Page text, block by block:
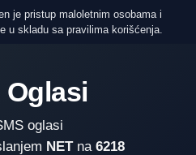
je pristup maloletnim osobama i
u skladu sa pravilima korišćenja.
Oglasi
oglasi
NETna 6218